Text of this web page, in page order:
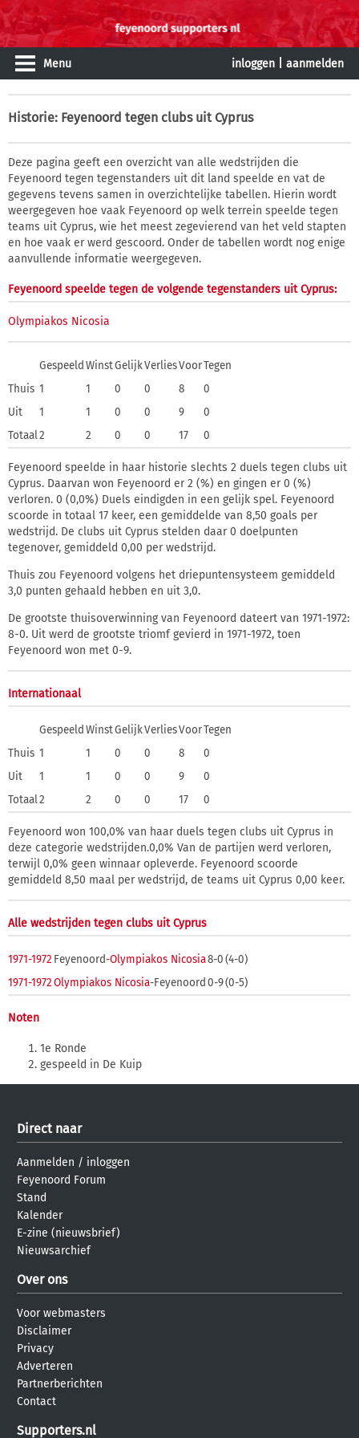
Menu inloggen aanmelden
Historie: Feyenoord tegen clubs uit Cyprus
Deze pagina geeft een overzicht van alle wedstrijden die
Feyenoord tegen tegenstanders uit dit land speelde en vat de
gegevens tevens samen in overzichtelijke tabellen. Hierin wordt
weergegeven hoe vaak Feyenoord op welk terrein speelde tegen
teams uit Cyprus, wie het meest zegevierend van het veld stapten
en hoe vaak er werd gescoord. Onder de tabellen wordt nog enige
aanvullende informatie weergegeven.
Feyenoord speelde tegen de volgende tegenstanders uit Cyprus:
Olympiakos Nicosia
Gespeeld WinstGelijkVerliesVoorTegen
Thuis 1 1 0 0 8
0
Uit
1 1 0 0 9
0
Totaal2 2 0 0 17 0
Feyenoord speelde in haar historie slechts 2 duels tegen clubs uit
Cyprus. Daarvan won Feyenoord er 2 (%) en gingen er 0 (%)
verloren. 0 (0,0%) Duels eindigden in een gelijk spel. Feyenoord
scoorde in totaal 17 keer, een gemiddelde van 8,50 goals per
wedstrijd. De clubs uit Cyprus stelden daar 0 doelpunten
tegenover, gemiddeld 0,00 per wedstrijd.
Thuis zou Feyenoord volgens het driepuntensysteem gemiddeld
3,0 punten gehaald hebben en uit 3,0.
De grootste thuisoverwinning van Feyenoord dateert van 1971-1972:
8-0. Uit werd de grootste triomf gevierd in 1971-1972, toen
Feyenoord won met 0-9.
Internationaal
Gespeeld WinstGelijkVerliesVoorTegen
Thuis 1 1 0 0 8
0
Uit
1 1 0 0 9
0
Totaal2 2 0 0 17 0
Feyenoord won 100,0% van haar duels tegen clubs uit Cyprus in
deze categorie wedstrijden.0,0% Van de partijen werd verloren,
terwijl 0,0% geen winnaar opleverde. Feyenoord scoorde
gemiddeld 8,50 maal per wedstrijd, de teams uit Cyprus 0,00 keer.
Alle wedstrijden tegen clubs uit Cyprus
1971-1972 Feyenoord-Olympiakos Nicosia8-0(4-0)
1971-1972Olympiakos Nicosia-Feyenoord 0-9(0-5)
Noten
1e Ronde
gespeeld in De Kuip
Direct naar
Aanmelden / inloggen
Feyenoord Forum
Stand
Kalender
E-zine (nieuwsbrief)
Nieuwsarchief
Over ons
Voor webmasters
Disclaimer
Privacy
Adverteren
Partnerberichten
Contact
Supporters.nl